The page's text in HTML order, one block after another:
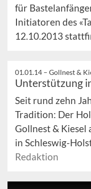
für
Initiatoren des
12.10.2013
01.01.14 – Gollnest &
Unterstützung
Seit rund zehn
Tradition: Der
Gollnest & Kiesel
in Schleswig-
Redaktion